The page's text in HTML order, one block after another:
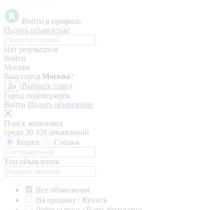
Войти в профиль
Подать объявление
Нет результатов
Войти
Москва
Ваш город Москва?
Да
Выбрать город
Город подтверждён
Войти Подать объявление
Поиск животных
среди 20 329 объявлений
Кошки
Собаки
Тип объявления
Все объявления
На продажу / Купить